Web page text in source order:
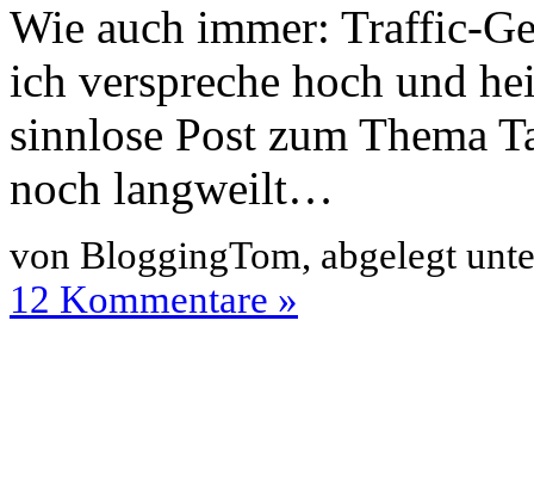
Wie auch immer: Traffic-
ich verspreche hoch und
sinnlose Post zum Thema
noch langweilt…
von BloggingTom, abgelegt
12 Kommentare »